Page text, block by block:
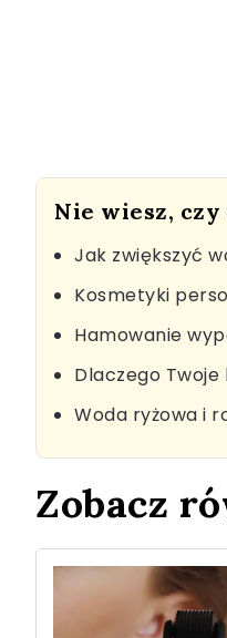
Nie wiesz,
Jak zwiększyć
Kosmetyki
Hamowanie
Dlaczego
Woda ryżowa i
Zobacz